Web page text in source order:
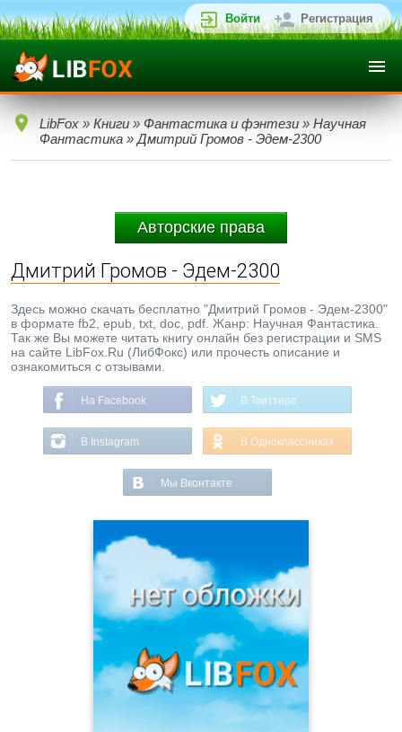
Войти Регистрация
LibFox » Книги » Фантастика и фэнтези » Научная
Фантастика » Дмитрий Громов - Эдем-2300
Авторские права
Дмитрий Громов - Эдем-2300
Здесь можно скачать бесплатно "Дмитрий Громов - Эдем-2300"
в формате fb2, epub, txt, doc, pdf. Жанр: Научная Фантастика.
Так же Вы можете читать книгу онлайн без регистрации и SMS
на сайте LibFox.Ru (ЛибФокс) или прочесть описание и
ознакомиться с отзывами.
На Facebook В Твиттере
В Instagram В Одноклассниках
Мы Вконтакте